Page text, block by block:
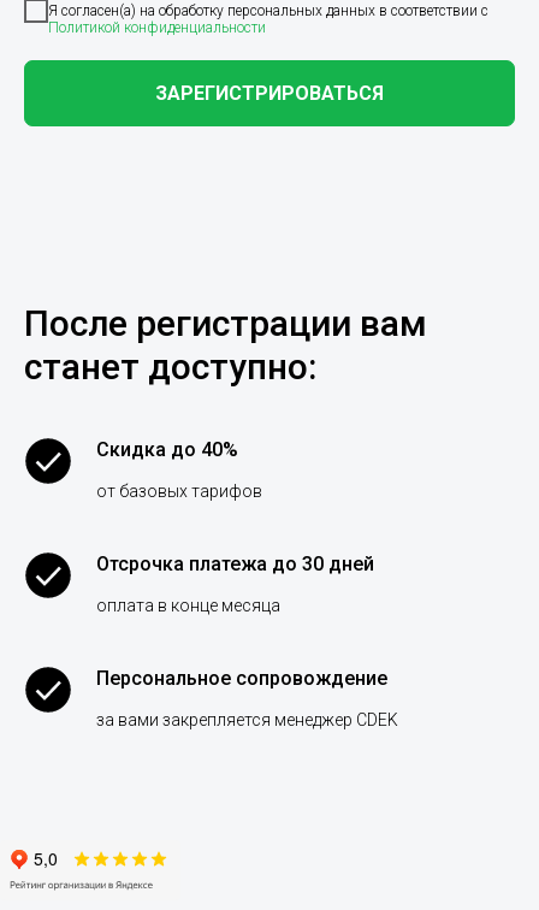
Я согласен(а) на обработку персональных данных в соответствии с
Политикой конфиденциальности
ЗАРЕГИСТРИРОВАТЬСЯ
После регистрации вам
станет доступно:
Скидка до 40%
от базовых тарифов
Отсрочка платежа до 30 дней
оплата в конце месяца
Персональное сопровождение
за вами закрепляется менеджер CDEK